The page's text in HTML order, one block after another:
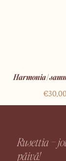
Harmonia |
€
Rusettia –
päivä!